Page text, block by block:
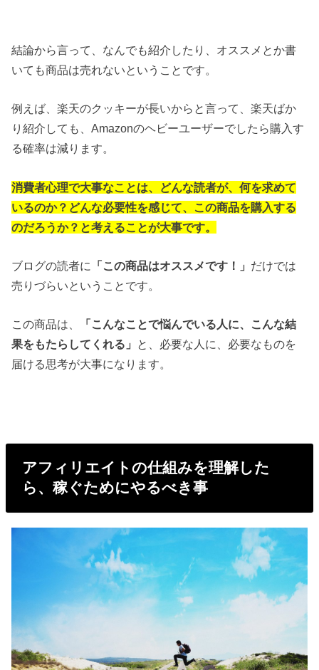
結論から言って、なんでも紹介したり、オススメとか書
いても商品は売れないということです。
例えば、楽天のクッキーが長いからと言って、楽天ばか
り紹介しても、Amazonのヘビーユーザーでしたら購入す
る確率は減ります。
消費者心理で大事なことは、どんな読者が、何を求めて
いるのか？どんな必要性を感じて、この商品を購入する
のだろうか？と考えることが大事です。
ブログの読者に 「この商品はオススメです！」 だけでは
売りづらいということです。
この商品は、
「こんなことで悩んでいる人に、こんな結
果をもたらしてくれる」 と、必要な人に、必要なものを
届ける思考が大事になります。
アフィリエイトの仕組みを理解した
ら、稼ぐためにやるべき事